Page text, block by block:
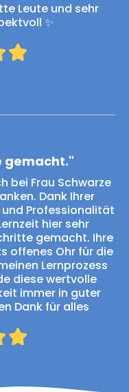
Leute und sehr
✨
gemacht."
bei Frau Schwarze
Dank Ihrer
Professionalität
hier sehr
gemacht. Ihre
offenes Ohr für die
Lernprozess
diese wertvolle
immer in guter
Dank für alles